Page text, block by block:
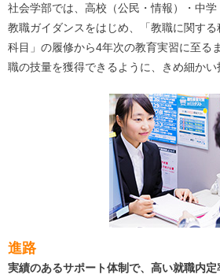
社会学部では、高校（公民・情報）・中
教職ガイダンスをはじめ、「教職に関す
科目」の履修から4年次の教育実習に至る
職の技量を獲得できるように、きめ細かい
進路
実績のあるサポート体制で、高い就職内定